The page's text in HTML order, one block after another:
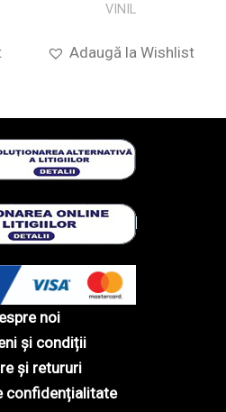
VINIL
Adaugă la Wishlist
noi
și condiții
și retururi
confidențialitate